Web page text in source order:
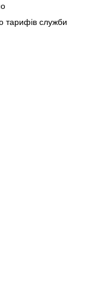
тарифів служби